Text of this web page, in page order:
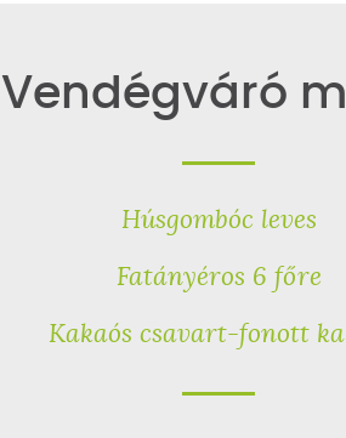
Vendégváró
Húsgombóc leves
Fatányéros 6 főre
Kakaós csavart-fonott